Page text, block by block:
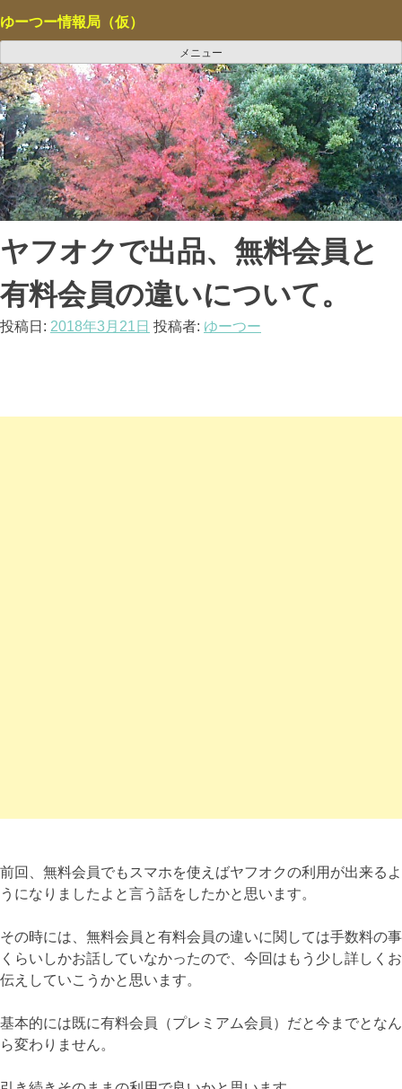
ン
ン
ツ
へ
ス
キ
ッ
プ
ゆーつー情報局（仮）
メニュー
ヤフオクで出品、無料会員と
有料会員の違いについて。
投稿日: 2018年3月21日 投稿者: ゆーつー
前回、無料会員でもスマホを使えばヤフオクの利用が出来るよ
うになりましたよと言う話をしたかと思います。
その時には、無料会員と有料会員の違いに関しては手数料の事
くらいしかお話していなかったので、今回はもう少し詳しくお
伝えしていこうかと思います。
基本的には既に有料会員（プレミアム会員）だと今までとなん
ら変わりません。